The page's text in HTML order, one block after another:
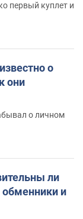
первый куплет и
о
они
о личном
ли
и